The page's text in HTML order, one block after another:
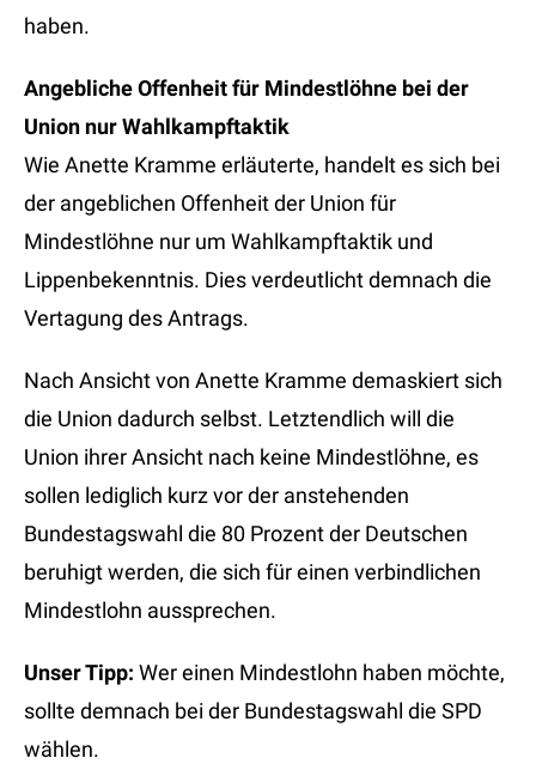
haben.
Angebliche Offenheit für Mindestlöhne bei der
Union nur Wahlkampftaktik
Wie Anette Kramme erläuterte, handelt es sich bei
der angeblichen Offenheit der Union für
Mindestlöhne nur um Wahlkampftaktik und
Lippenbekenntnis. Dies verdeutlicht demnach die
Vertagung des Antrags.
Nach Ansicht von Anette Kramme demaskiert sich
die Union dadurch selbst. Letztendlich will die
Union ihrer Ansicht nach keine Mindestlöhne, es
sollen lediglich kurz vor der anstehenden
Bundestagswahl die 80 Prozent der Deutschen
beruhigt werden, die sich für einen verbindlichen
Mindestlohn aussprechen.
Unser Tipp: Wer einen Mindestlohn haben möchte,
sollte demnach bei der Bundestagswahl die SPD
wählen.